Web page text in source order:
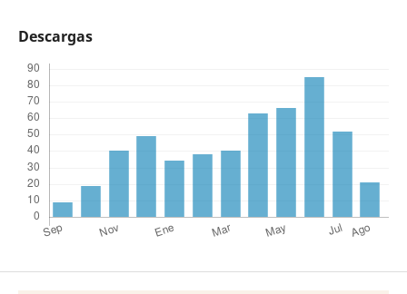
Descargas